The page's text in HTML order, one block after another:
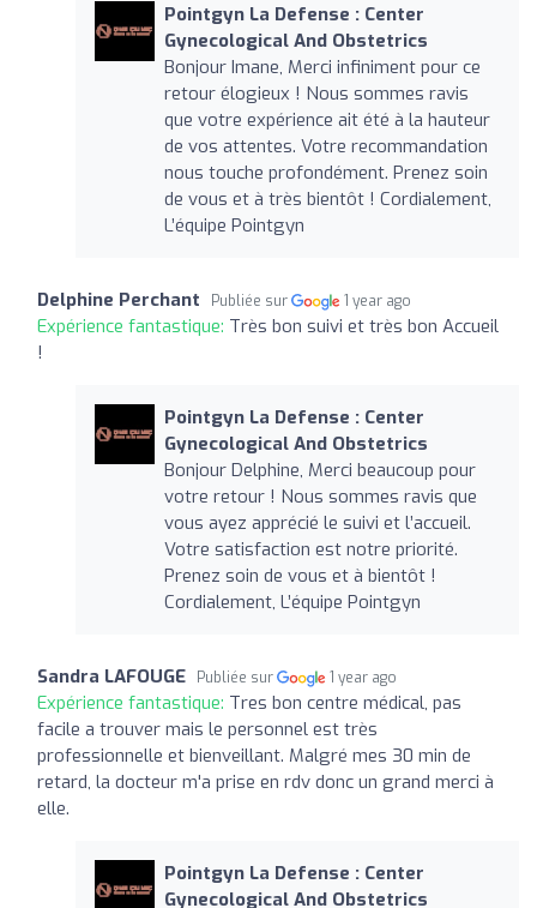
Pointgyn La Defense : Center
Gynecological And Obstetrics
Bonjour Imane, Merci infiniment pour ce
retour élogieux ! Nous sommes ravis
que votre expérience ait été à la hauteur
de vos attentes. Votre recommandation
nous touche profondément. Prenez soin
de vous et à très bientôt ! Cordialement,
L’équipe Pointgyn
Delphine Perchant Publiée sur 1 year ago
Expérience fantastique: Très bon suivi et très bon Accueil
!
Pointgyn La Defense : Center
Gynecological And Obstetrics
Bonjour Delphine, Merci beaucoup pour
votre retour ! Nous sommes ravis que
vous ayez apprécié le suivi et l’accueil.
Votre satisfaction est notre priorité.
Prenez soin de vous et à bientôt !
Cordialement, L’équipe Pointgyn
Sandra LAFOUGE Publiée sur 1 year ago
Expérience fantastique: Tres bon centre médical, pas
facile a trouver mais le personnel est très
professionnelle et bienveillant. Malgré mes 30 min de
retard, la docteur m'a prise en rdv donc un grand merci à
elle.
Pointgyn La Defense : Center
Gynecological And Obstetrics